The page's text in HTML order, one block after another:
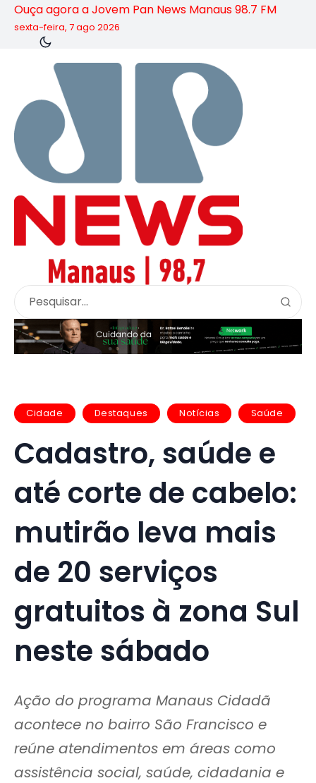
Ouça agora a Jovem Pan News Manaus 98.7 FM
sexta-feira, 7 ago 2026
Cidade Destaques Notícias Saúde
Cadastro, saúde e
até corte de cabelo:
mutirão leva mais
de 20 serviços
gratuitos à zona Sul
neste sábado
Ação do programa Manaus Cidadã
acontece no bairro São Francisco e
reúne atendimentos em áreas como
assistência social, saúde, cidadania e